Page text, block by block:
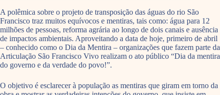
A polêmica sobre o projeto de transposição das águas do rio São
Francisco traz muitos equívocos e mentiras, tais como: água para 12
milhões de pessoas, reforma agrária ao longo de dois canais e ausência
de impactos ambientais. Aproveitando a data de hoje, primeiro de abril
– conhecido como o Dia da Mentira – organizações que fazem parte da
Articulação São Francisco Vivo realizam o ato público “Dia da mentira
do governo e da verdade do povo!”.
O objetivo é esclarecer à população as mentiras que giram em torno da